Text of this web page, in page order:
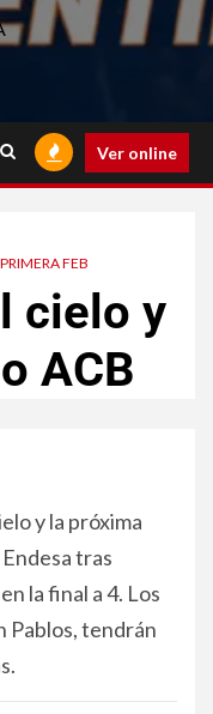
Ver online
FEB
cielo y
ACB
y la próxima
tras
la final a 4. Los
Pablos, tendrán